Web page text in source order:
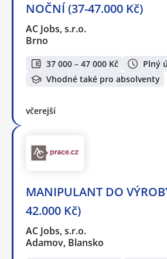
NOČNÍ (37-47.000 Kč)
AC Jobs, s.r.o.
Brno
37 000 – 47 000 Kč
Plný
Vhodné také pro absolventy
včerejší
MANIPULANT DO
42.000 Kč)
AC Jobs, s.r.o.
Adamov, Blansko